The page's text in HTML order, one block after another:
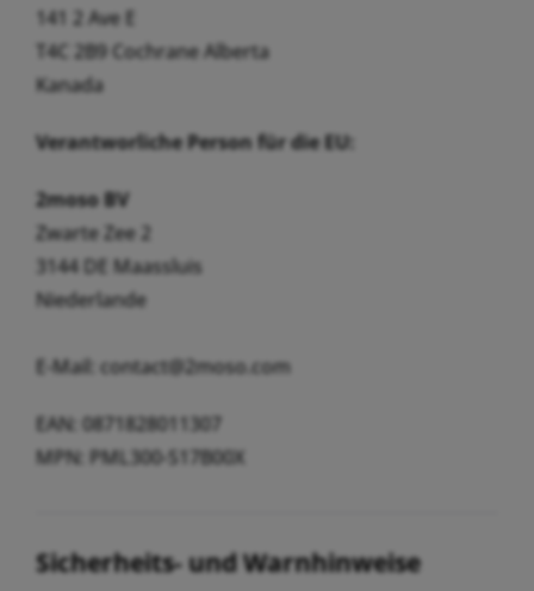
141 2 Ave E
T4C 2B9 Cochrane Alberta
Kanada
Verantworliche Person für die EU:
2moso BV
Zwarte Zee 2
3144 DE Maassluis
Niederlande
E-Mail: contact@2moso.com
EAN: 0871828011307
MPN: PML300-S17B00X
Sicherheits- und Warnhinweise